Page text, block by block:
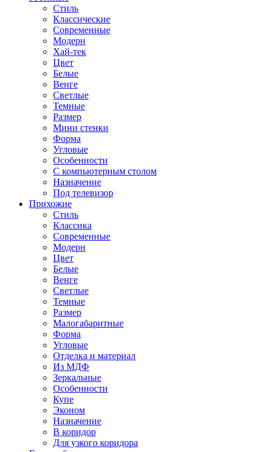
Стиль
Классические
Современные
Модерн
Хай-тек
Цвет
Белые
Венге
Светлые
Темные
Размер
Мини стенки
Форма
Угловые
Особенности
С компьютерным столом
Назначение
Под телевизор
Прихожие
Стиль
Классика
Современные
Модерн
Цвет
Белые
Венге
Светлые
Темные
Размер
Малогабаритные
Форма
Угловые
Отделка и материал
Из МДФ
Зеркальные
Особенности
Купе
Эконом
Назначение
В коридор
Для узкого коридора